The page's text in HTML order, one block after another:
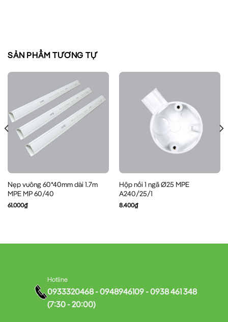
SẢN PHẨM TƯƠNG TỰ
Nẹp vuông 60*40mm dài 1.7m
MPE MP 60/40
61.000₫
Hộp nối 1 ngã Ø25 MPE
A240/25/1
8.400₫
Hotline
0933320468 - 0948946109 - 0938 461 348
(7:30 - 20:00)